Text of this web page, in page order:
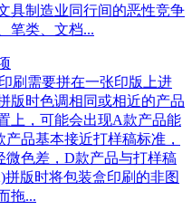
具制造业同行间的恶性竞争
笔类、文档...
刷需要拼在一张印版上进
版时色调相同或相近的产品
上，可能会出现A款产品能
品基本接近打样稿标准，
微色差，D款产品与打样稿
版时将包装盒印刷的非图
拖...